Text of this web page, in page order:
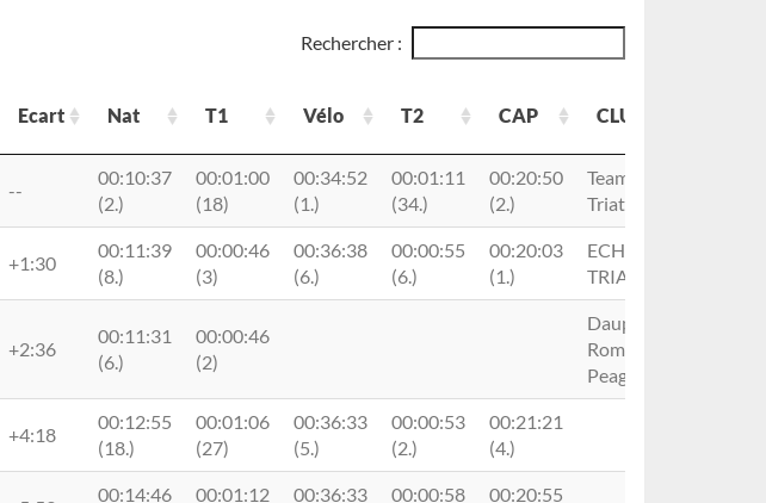
Rechercher :
Ecart Nat T1 Vélo T2 CAP CLUB
Nat T1 Vélo T2 CAP CLUB
--
00:10:37
(2.)
00:01:00
(18)
00:34:52
(1.)
00:01:11
(34.)
00:20:50
(2.)
Team Nissa
Triathlon
+1:30
00:11:39
(8.)
00:00:46
(3)
00:36:38
(6.)
00:00:55
(6.)
00:20:03
(1.)
ECHIROLLES
TRIATHLON
+2:36
00:11:31
(6.)
00:00:46
(2)
Dauphins
Romanais
Peageois
+4:18
00:12:55
(18.)
00:01:06
(27)
00:36:33
(5.)
00:00:53
(2.)
00:21:21
(4.)
00:14:46
00:01:12
00:36:33
00:00:58
00:20:55